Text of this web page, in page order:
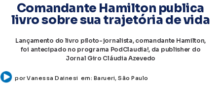
Comandante Hamilton publica
livro sobre sua trajetória de vida
Lançamento do livro piloto-jornalista, comandante Hamilton,
foi antecipado no programa PodClaudia!, da publisher do
Jornal Giro Cláudia Azevedo
porVanessa Dainesi em: Barueri, São Paulo